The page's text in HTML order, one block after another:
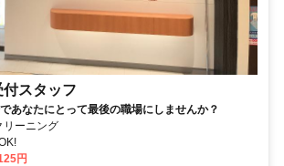
スタッフ
あなたにとって最後の職場にしませんか？
リーニング
OK!
円